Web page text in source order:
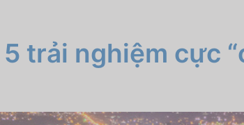
trải nghiệm cực